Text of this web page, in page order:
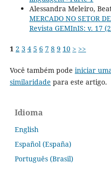
Alessandra Meleiro,
MERCADO NO SETOR
Revista GEMInIS: v. 17
1 2 3 4 5 6 7 8 9 10 > >>
Você também pode iniciar
similaridade para este artigo.
Idioma
English
Español (España)
Português (Brasil)